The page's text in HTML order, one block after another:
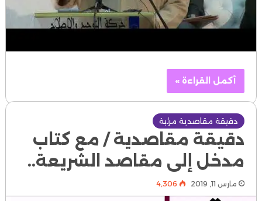
أكمل القراءة »
دقيقة مقاصدية مرئية
دقيقة مقاصدية / مع كتاب
مدخل إلى مقاصد الشريعة..
مارس 11, 2019 4٬306